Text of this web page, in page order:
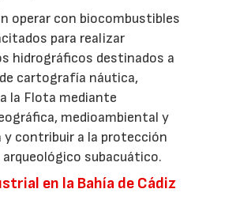
operar con biocombustibles
para realizar
hidrográficos destinados a
cartografía náutica,
la Flota mediante
medioambiental y
contribuir a la protección
subacuático.
en la Bahía de Cádiz